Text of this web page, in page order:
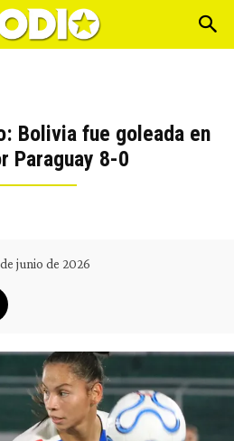
Bolivia fue goleada en
Paraguay 8-0
junio de 2026